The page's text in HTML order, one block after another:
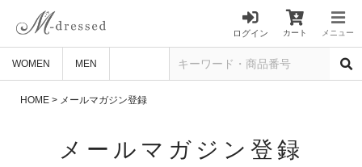
ログイン カート メニュー
WOMEN MEN
HOME メールマガジン登録
メールマガジン登録